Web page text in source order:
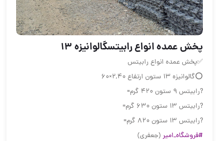
پخش عمده انواع رابیتسگالوانیزه 13
✅پخش عمده انواع رابیتس
⭕گالوانیزه 13 ستون ارتفاع 2,40×60
?رابیتس 9 ستون 420 گرم=
?رابیتس 13 ستون 630 گرم=
?رابیتس 13 ستون 820 گرم=
#فروشگاه_امیر (جعفری)